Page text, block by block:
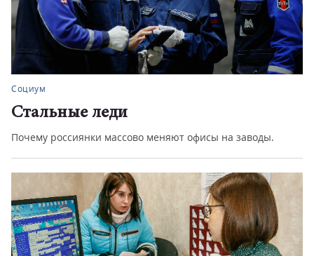
Социум
Стальные леди
Почему россиянки массово меняют офисы на заводы.